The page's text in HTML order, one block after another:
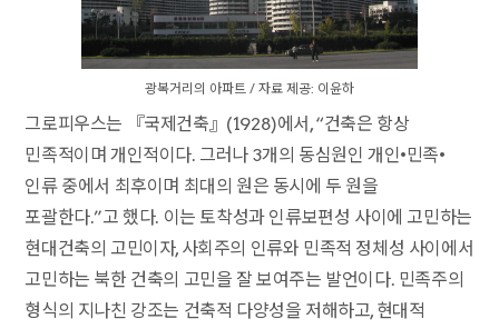
광복거리의 아파트 / 자료 제공: 이윤하
그로피우스는 『국제건축』(1928)에서, “건축은 항상
민족적이며 개인적이다. 그러나 3개의 동심원인 개인•민족•
인류 중에서 최후이며 최대의 원은 동시에 두 원을
포괄한다.”고 했다. 이는 토착성과 인류보편성 사이에 고민하는
현대건축의 고민이자, 사회주의 인류와 민족적 정체성 사이에서
고민하는 북한 건축의 고민을 잘 보여주는 발언이다. 민족주의
형식의 지나친 강조는 건축적 다양성을 저해하고, 현대적